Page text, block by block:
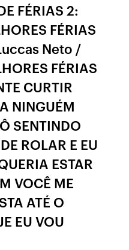
FÉRIAS 2:
FÉRIAS
Neto /
FÉRIAS
CURTIR
NINGUÉM
SENTINDO
ROLAR E EU
ESTAR
VOCÊ ME
ATÉ O
EU VOU